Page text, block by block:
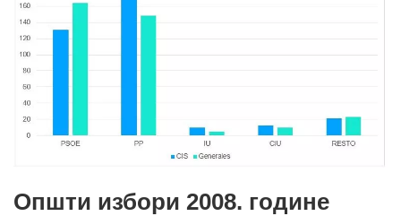
Општи избори 2008. године